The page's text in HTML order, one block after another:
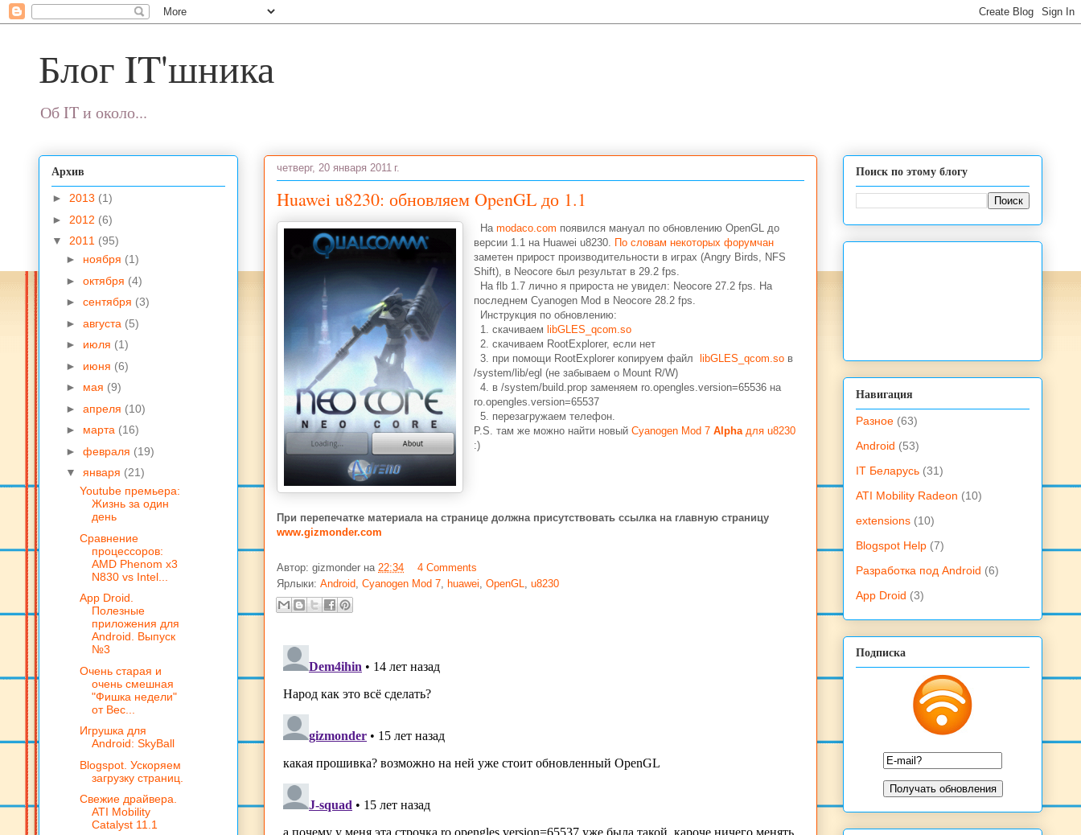
Блог IT'шника
Об IT и около...
четверг, 20 января 2011 г.
Huawei u8230: обновляем OpenGL до 1.1
На modaco.com появился мануал по обновлению OpenGL до
версии 1.1 на Huawei u8230. По словам некоторых форумчан
заметен прирост производительности в играх (Angry Birds, NFS
Shift), в Neocore был результат в 29.2 fps.
На flb 1.7 лично я прироста не увидел: Neocore 27.2 fps. На
последнем Cyanogen Mod в Neocore 28.2 fps.
Инструкция по обновлению:
1. скачиваем libGLES_qcom.so
2. скачиваем RootExplorer, если нет
3. при помощи RootExplorer копируем файл
libGLES_qcom.so в
/system/lib/egl (не забываем о Mount R/W)
4. в /system/build.prop заменяем ro.opengles.version=65536 на
ro.opengles.version=65537
5. перезагружаем телефон.
P.S. там же можно найти новый Cyanogen Mod 7 Alpha для u8230
:)
При перепечатке материала на странице должна присутствовать ссылка на главную страницу
www.gizmonder.com
Автор: gizmonder на 22:34
4 Comments
Ярлыки: Android Cyanogen Mod 7 huawei OpenGL u8230
Архив
► 2013 (1)
► 2012 (6)
▼ 2011 (95)
► ноября (1)
► октября (4)
► сентября (3)
► августа (5)
► июля (1)
► июня (6)
► мая (9)
► апреля (10)
► марта (16)
► февраля (19)
▼ января (21)
Youtube премьера:
Жизнь за один
день
Сравнение
процессоров:
AMD Phenom x3
N830 vs Intel...
App Droid.
Полезные
приложения для
Android. Выпуск
№3
Очень старая и
очень смешная
"Фишка недели"
от Вес...
Игрушка для
Android: SkyBall
Blogspot. Ускоряем
загрузку страниц.
Cвежие драйвера.
ATI Mobility
Catalyst 11.1
Поиск по этому блогу
Навигация
Разное (63)
Android (53)
IT Беларусь (31)
ATI Mobility Radeon (10)
extensions (10)
Blogspot Help (7)
Разработка под Android (6)
App Droid (3)
Подписка